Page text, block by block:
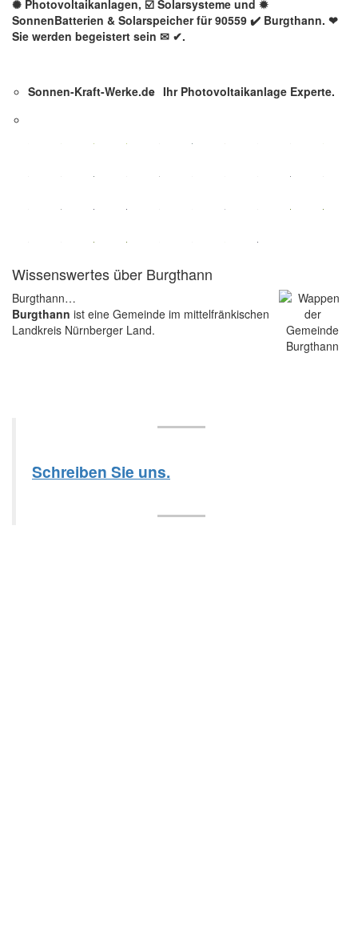
✺ Photovoltaikanlagen, ☑️ Solarsysteme und ✹
SonnenBatterien & Solarspeicher für 90559 ✔️ Burgthann. ❤
Sie werden begeistert sein ✉ ✔.
Sonnen-Kraft-Werke.de Ihr Photovoltaikanlage Experte.
Wissenswertes über Burgthann
Burgthann…
Burgthann ist eine Gemeinde im mittelfränkischen
Landkreis Nürnberger Land.
Schreiben Sie uns.